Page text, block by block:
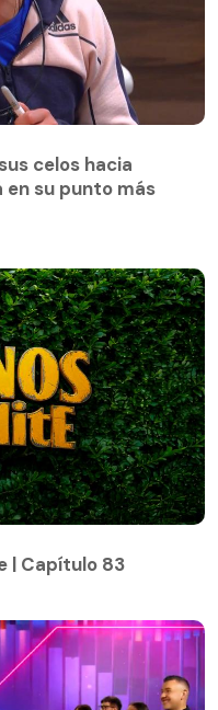
su punto más
celos hacia
en su punto más
| Capítulo 83